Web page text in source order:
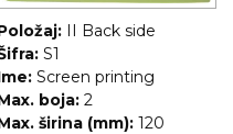
II Back side
S1
Screen printing
boja: 2
širina (mm): 120